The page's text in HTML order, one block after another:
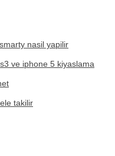
nasil yapilir
ve iphone 5 kiyaslama
takilir